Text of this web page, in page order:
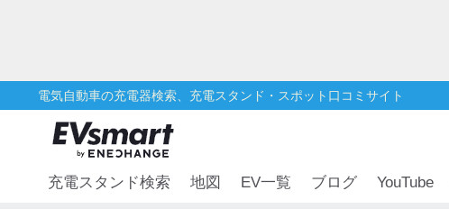
電気自動車の充電器検索、充電スタンド・スポット口コミサイト
充電スタンド検索 地図 EV一覧 ブログ YouTube